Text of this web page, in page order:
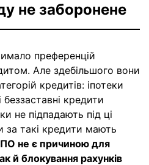
не заборонене
преференцій
Але здебільшого вони
кредитів: іпотеки
беззаставні кредити
не підпадають під ці
за такі кредити мають
не є причиною для
й блокування рахунків